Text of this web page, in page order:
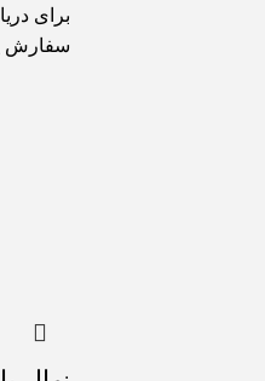
برای
سفارش